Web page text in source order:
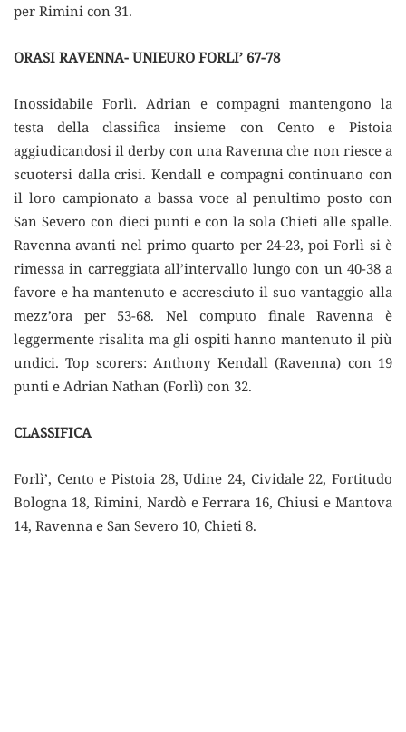
per Rimini con 31.
ORASI RAVENNA- UNIEURO FORLI’ 67-78
Inossidabile Forlì. Adrian e compagni mantengono la
testa della classifica insieme con Cento e Pistoia
aggiudicandosi il derby con una Ravenna che non riesce a
scuotersi dalla crisi. Kendall e compagni continuano con
il loro campionato a bassa voce al penultimo posto con
San Severo con dieci punti e con la sola Chieti alle spalle.
Ravenna avanti nel primo quarto per 24-23, poi Forlì si è
rimessa in carreggiata all’intervallo lungo con un 40-38 a
favore e ha mantenuto e accresciuto il suo vantaggio alla
mezz’ora per 53-68. Nel computo finale Ravenna è
leggermente risalita ma gli ospiti hanno mantenuto il più
undici. Top scorers: Anthony Kendall (Ravenna) con 19
punti e Adrian Nathan (Forlì) con 32.
CLASSIFICA
Forlì’, Cento e Pistoia 28, Udine 24, Cividale 22, Fortitudo
Bologna 18, Rimini, Nardò e Ferrara 16, Chiusi e Mantova
14, Ravenna e San Severo 10, Chieti 8.